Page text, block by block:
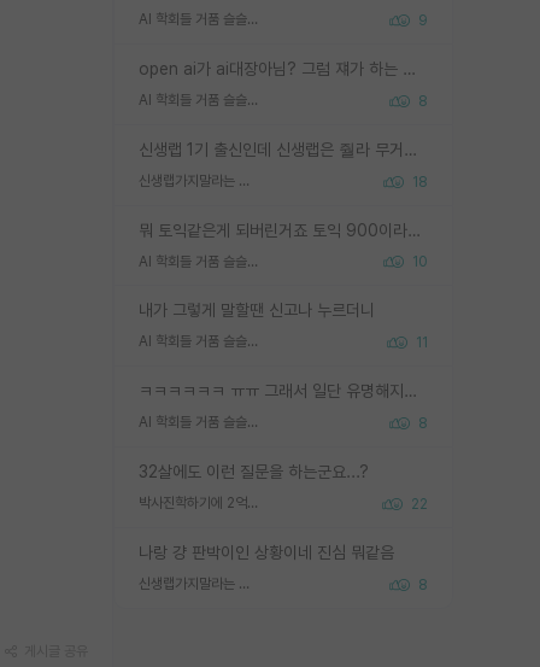
AI 학회들 거품 슬슬 지적이 나오네요 9
open ai가 ai대장아님? 그럼 쟤가 하는 말이 다 맞겠네
AI 학회들 거품 슬슬 지적이 나오네요 8
신생랩 1기 출신인데 신생랩은 줠라 무거운 바벨 같은거임. 들면 대박인데 못들면 깔려 죽음. 아무도 알려주지 않는 환경에서 자생해야하지만, 일단 살아남았다면 그 어떤 사람보다 악착같고 생존력 높은 사람으로 거듭날 수 있음
신생랩가지말라는 이유가 있었구나 18
뭐 토익같은게 되버린거죠 토익 900이라고 영어잘하는건 아닙니다만 잘하는사람은 다 900을 넘는 그런
AI 학회들 거품 슬슬 지적이 나오네요 10
내가 그렇게 말할땐 신고나 누르더니
AI 학회들 거품 슬슬 지적이 나오네요 11
ㅋㅋㅋㅋㅋㅋ ㅠㅠ 그래서 일단 유명해지는게 중요한거같습니다
AI 학회들 거품 슬슬 지적이 나오네요 8
32살에도 이런 질문을 하는군요...?
박사진학하기에 2억은 괜찮은 (?) 정도의 경제력인가요 22
나랑 걍 판박이인 상황이네 진심 뭐같음
신생랩가지말라는 이유가 있었구나 8